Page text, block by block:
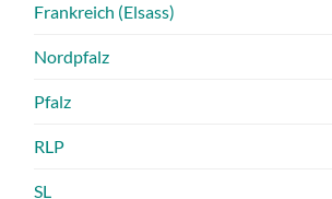
Frankreich (Elsass)
Nordpfalz
Pfalz
RLP
SL